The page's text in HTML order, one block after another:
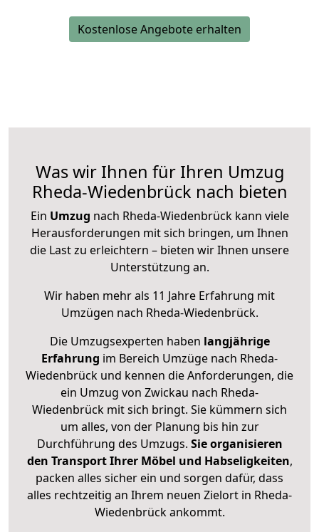
Kostenlose Angebote erhalten
Was wir Ihnen für Ihren Umzug
Rheda-Wiedenbrück nach bieten
Ein Umzug nach Rheda-Wiedenbrück kann viele
Herausforderungen mit sich bringen, um Ihnen
die Last zu erleichtern – bieten wir Ihnen unsere
Unterstützung an.
Wir haben mehr als 11 Jahre Erfahrung mit
Umzügen nach Rheda-Wiedenbrück.
Die Umzugsexperten haben langjährige
Erfahrung im Bereich Umzüge nach Rheda-
Wiedenbrück und kennen die Anforderungen, die
ein Umzug von Zwickau nach Rheda-
Wiedenbrück mit sich bringt. Sie kümmern sich
um alles, von der Planung bis hin zur
Durchführung des Umzugs. Sie organisieren
den Transport Ihrer Möbel und Habseligkeiten,
packen alles sicher ein und sorgen dafür, dass
alles rechtzeitig an Ihrem neuen Zielort in Rheda-
Wiedenbrück ankommt.